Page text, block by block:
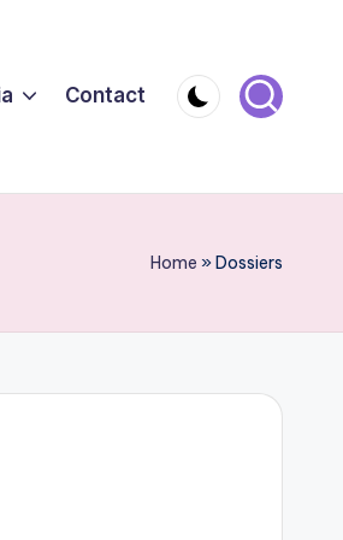
Contact
Home »Dossiers